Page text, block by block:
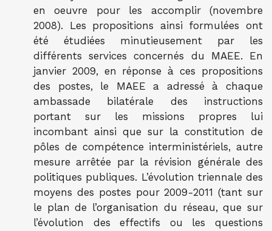
en oeuvre pour les accomplir (novembre
2008). Les propositions ainsi formulées ont
été étudiées minutieusement par les
différents services concernés du MAEE. En
janvier 2009, en réponse à ces propositions
des postes, le MAEE a adressé à chaque
ambassade bilatérale des instructions
portant sur les missions propres lui
incombant ainsi que sur la constitution de
pôles de compétence interministériels, autre
mesure arrêtée par la révision générale des
politiques publiques. L’évolution triennale des
moyens des postes pour 2009-2011 (tant sur
le plan de l’organisation du réseau, que sur
l’évolution des effectifs ou les questions